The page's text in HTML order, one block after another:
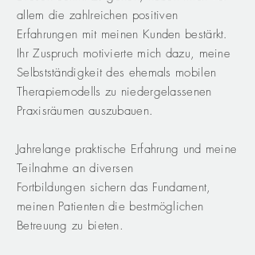
allem die zahlreichen positiven
Erfahrungen mit meinen Kunden bestärkt.
Ihr Zuspruch motivierte mich dazu, meine
Selbstständigkeit des ehemals mobilen
Therapiemodells zu niedergelassenen
Praxisräumen auszubauen.
Jahrelange praktische Erfahrung und meine
Teilnahme an diversen
Fortbildungen sichern das Fundament,
meinen Patienten die bestmöglichen
Betreuung zu bieten.